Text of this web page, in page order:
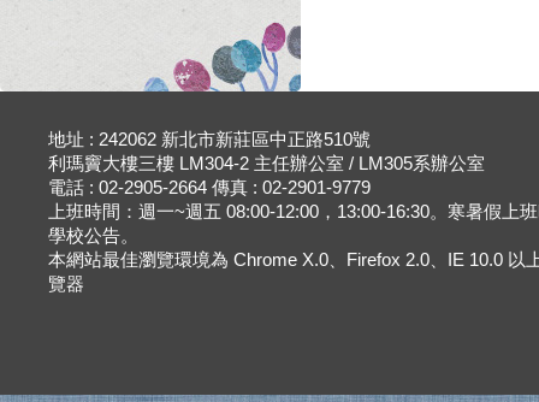
地址 : 242062 新北市新莊區中正路510號
利瑪竇大樓三樓 LM304-2 主任辦公室 / LM305系辦公室
電話 : 02-2905-2664 傳真 : 02-2901-9779
上班時間：週一~週五 08:00-12:00，13:00-16:30。寒暑假上
學校公告。
本網站最佳瀏覽環境為 Chrome X.0、Firefox 2.0、IE 10.0 以
覽器